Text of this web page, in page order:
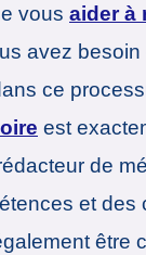
vous aider à
avez besoin
ce
est
de
et des
être